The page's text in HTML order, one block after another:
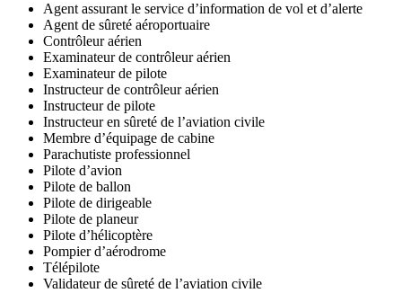
Agent assurant le service d’information de vol et d’alerte
Agent de sûreté aéroportuaire
Contrôleur aérien
Examinateur de contrôleur aérien
Examinateur de pilote
Instructeur de contrôleur aérien
Instructeur de pilote
Instructeur en sûreté de l’aviation civile
Membre d’équipage de cabine
Parachutiste professionnel
Pilote d’avion
Pilote de ballon
Pilote de dirigeable
Pilote de planeur
Pilote d’hélicoptère
Pompier d’aérodrome
Télépilote
Validateur de sûreté de l’aviation civile